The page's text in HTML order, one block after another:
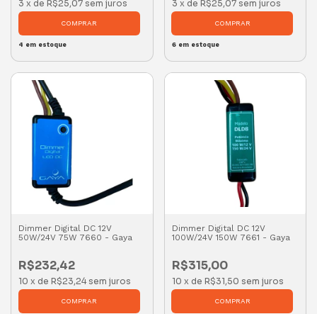
3 x de R$25,07 sem juros
4 em estoque
3 x de R$25,07 sem juros
6em estoque
Dimmer Digital DC 12V
50W/24V 75W 7660 - Gaya
R$232,42
10 x de R$23,24 sem juros
Dimmer Digital DC 12V
100W/24V 150W 7661 - Gaya
R$315,00
10 x de R$31,50 sem juros